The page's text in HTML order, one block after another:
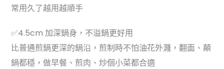
常用久了越用越順手
✅4.5cm 加深鍋身，不溢鍋更好用
比普通煎鍋更深的鍋沿，煎制時不怕油花外濺，翻面、顛
鍋都穩，做早餐、煎肉、炒個小菜都合適